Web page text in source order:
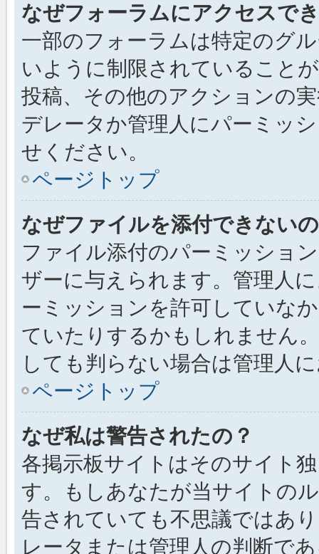
なぜフォーラムにアクセスで
一部のフォーラムは特定のグ
いように制限されていること
投稿、その他のアクションの
デレータか管理人にパーミッ
せください。
ページトップ
なぜファイルを添付できない
ファイル添付のパーミッショ
ザーに与えられます。管理人
ーミッションを許可していな
ていたりするかもしれません
しても判らない場合は管理人
ページトップ
なぜ私は警告されたの？
各掲示板サイトはそのサイト
す。もしあなたが当サイトの
告されていても不思議ではあ
レータまたは管理人の判断で